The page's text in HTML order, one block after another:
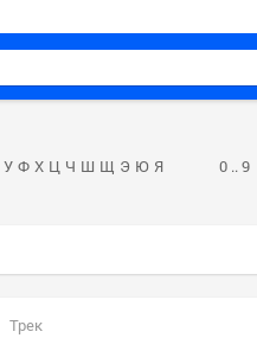
У Ф Х Ц Ч Ш Щ Э Ю Я 0 .. 9
Трек